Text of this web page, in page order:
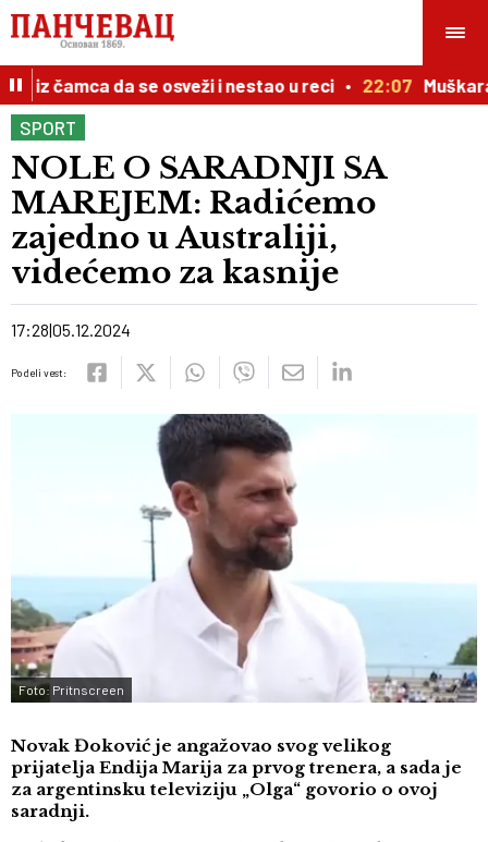
iz čamca da se osveži i nestao u reci 22:07
SPORT
NOLE O SARADNJI SA
MAREJEM: Radićemo
zajedno u Australiji,
videćemo za kasnije
17:28 05.12.2024
Podeli vest:
Foto: Pritnscreen
Novak Đoković je angažovao svog velikog
prijatelja Endija Marija za prvog trenera, a sada je
za argentinsku televiziju „Olga“ govorio o ovoj
saradnji.